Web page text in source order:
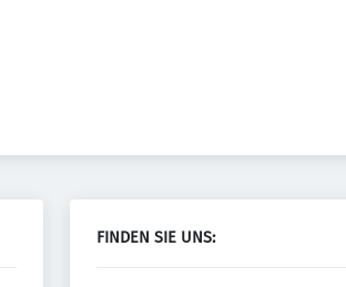
FINDEN SIE UNS: